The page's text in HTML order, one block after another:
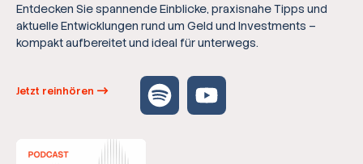
Entdecken Sie spannende Einblicke, praxisnahe Tipps und
aktuelle Entwicklungen rund um Geld und Investments –
kompakt aufbereitet und ideal für unterwegs.
Jetzt reinhören